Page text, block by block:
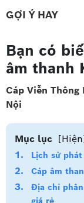
GỢI Ý HAY
Bạn có
âm thanh
Cáp Viễn Thông
Nội
Mục lục
Lịch sử
Cáp âm
Địa chỉ
giá rẻ